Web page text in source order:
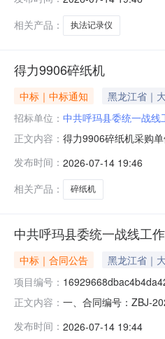
相关产品：
执法记录仪
得力9906碎纸机
中标｜中标通知 黑龙江省｜
招标单位： 中共呼玛县委统一战线
正文内容： 得力9906碎纸机采购
发布时间： 2026-07-14 19:46
相关产品：
碎纸机
中共呼玛县委统一战线工
中标｜合同公告 黑龙江省｜
项目编号：
正文内容： 一、合同编号：ZBJ-
方式：13091750610
发布时间： 2026-07-14 19:44